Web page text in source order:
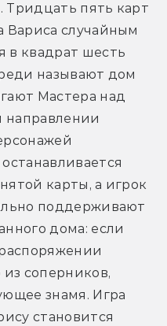
пять карт
Вариса случайным
в квадрат шесть
называют дом
Мастера над
направлении
карты, а игрок
поддерживают
дома: если
соперников,
знамя. Игра
становится